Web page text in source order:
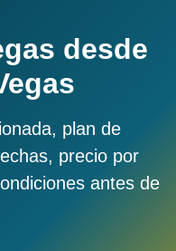
desde
plan de
precio por
antes de